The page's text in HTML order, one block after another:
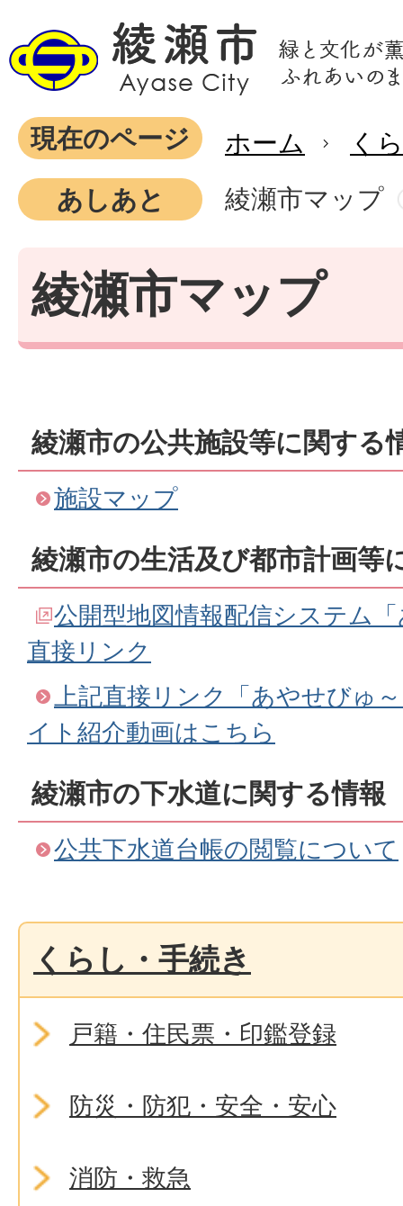
現在のページ ホーム
く
あしあと
綾瀬市マップ
綾瀬市マップ
綾瀬市の公共施設等に関する
施設マップ
綾瀬市の生活及び都市計画等
公開型地図情報配信システム
直接リンク
上記直接リンク「あやせびゅ
イト紹介動画はこちら
綾瀬市の下水道に関する情報
公共下水道台帳の閲覧について
くらし・手続き
戸籍・住民票・印鑑登録
防災・防犯・安全・安心
消防・救急